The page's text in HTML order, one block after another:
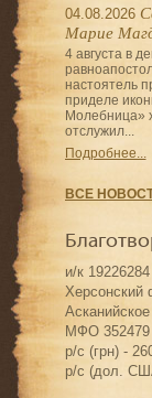
04.08.2026
Марие
4 августа в
настоятель
приделе
Молебница»
отслужил...
Подробнее...
ВСЕ
и/к 19226284
Херсонский
МФО 352479
р/с (грн) -
р/с (дол.